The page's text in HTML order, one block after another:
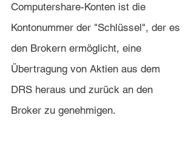
Computershare-Konten ist die
Kontonummer der "Schlüssel", der es
den Brokern ermöglicht, eine
Übertragung von Aktien aus dem
DRS heraus und zurück an den
Broker zu genehmigen.